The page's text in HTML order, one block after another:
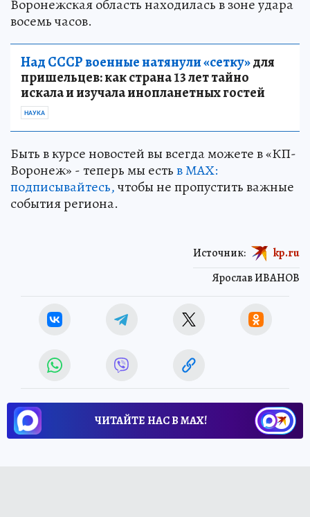
Воронежская область находилась в зоне удара
восемь часов.
Над СССР военные натянули «сетку»для
пришельцев: как страна 13 лет тайно
искала и изучала инопланетных гостей
НАУКА
Быть в курсе новостей вы всегда можете в «КП-
Воронеж» - теперь мы естьв МАХ:
подписывайтесь,чтобы не пропустить важные
события региона.
Ярослав ИВАНОВ
Источник: kp.ru
ЧИТАЙТЕ НАС В МАХ!